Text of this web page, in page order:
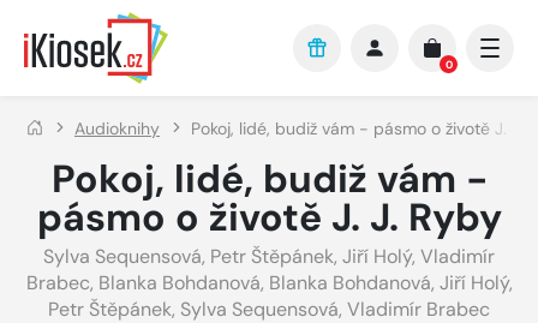
Přejít na hlavní obsah
0
Audioknihy Pokoj, lidé, budiž vám - pásmo o životě J. J.
Pokoj, lidé, budiž vám -
pásmo o životě J. J. Ryby
Sylva Sequensová, Petr Štěpánek, Jiří Holý, Vladimír
Brabec, Blanka Bohdanová, Blanka Bohdanová, Jiří Holý,
Petr Štěpánek, Sylva Sequensová, Vladimír Brabec